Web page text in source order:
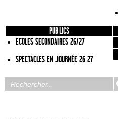
PUBLICS
ECOLES SECONDAIRES 26/27
SPECTACLES EN JOURNÉE 26 27